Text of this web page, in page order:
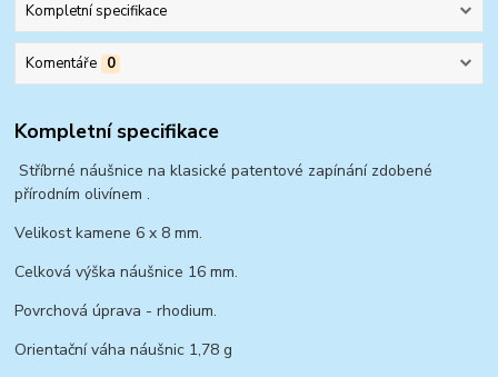
Kompletní specifikace
Komentáře 0
Kompletní specifikace
Stříbrné náušnice na klasické patentové zapínání zdobené
přírodním olivínem .
Velikost kamene 6 x 8 mm.
Celková výška náušnice 16 mm.
Povrchová úprava - rhodium.
Orientační váha náušnic 1,78 g